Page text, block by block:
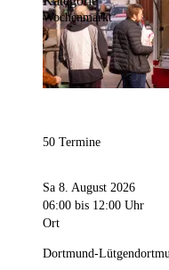
Wochenmarkt
50 Termine
Sa 8. August 2026
06:00 bis 12:00 Uhr
Ort
Dortmund-